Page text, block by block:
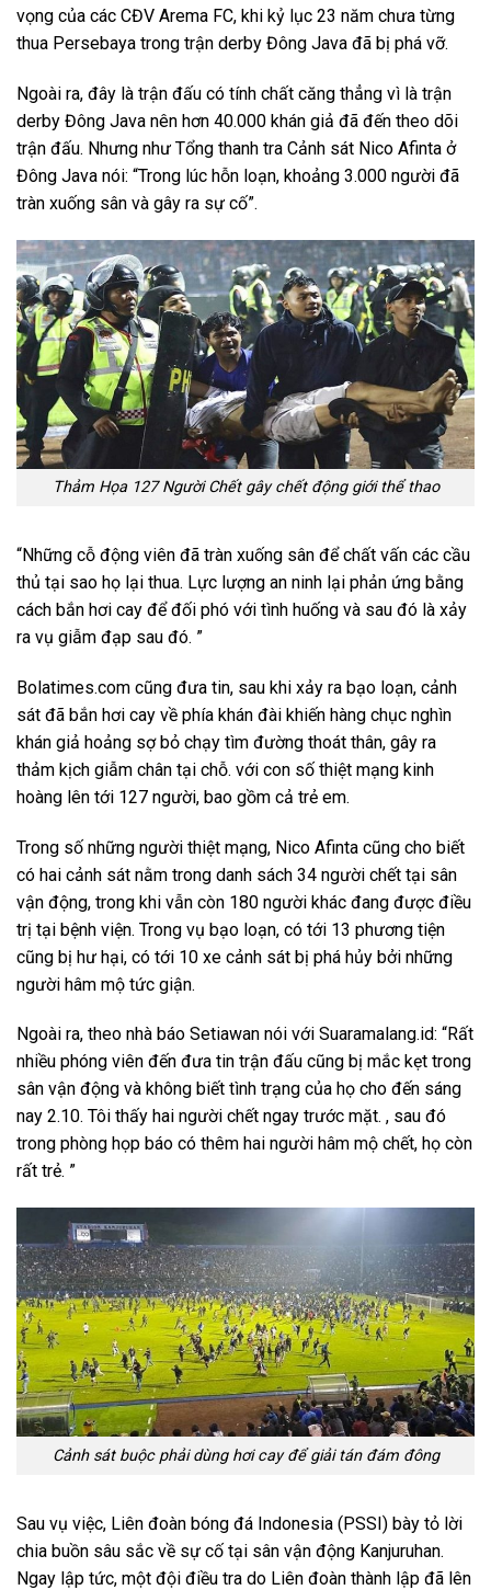
vọng của các CĐV Arema FC, khi kỷ lục 23 năm chưa từng
thua Persebaya trong trận derby Đông Java đã bị phá vỡ.
Ngoài ra, đây là trận đấu có tính chất căng thẳng vì là trận
derby Đông Java nên hơn 40.000 khán giả đã đến theo dõi
trận đấu. Nhưng như Tổng thanh tra Cảnh sát Nico Afinta ở
Đông Java nói: “Trong lúc hỗn loạn, khoảng 3.000 người đã
tràn xuống sân và gây ra sự cố”.
Thảm Họa 127 Người Chết gây chết động giới thể thao
“Những cỗ động viên đã tràn xuống sân để chất vấn các cầu
thủ tại sao họ lại thua. Lực lượng an ninh lại phản ứng bằng
cách bắn hơi cay để đối phó với tình huống và sau đó là xảy
ra vụ giẫm đạp sau đó. ”
Bolatimes.com cũng đưa tin, sau khi xảy ra bạo loạn, cảnh
sát đã bắn hơi cay về phía khán đài khiến hàng chục nghìn
khán giả hoảng sợ bỏ chạy tìm đường thoát thân, gây ra
thảm kịch giẫm chân tại chỗ. với con số thiệt mạng kinh
hoàng lên tới 127 người, bao gồm cả trẻ em.
Trong số những người thiệt mạng, Nico Afinta cũng cho biết
có hai cảnh sát nằm trong danh sách 34 người chết tại sân
vận động, trong khi vẫn còn 180 người khác đang được điều
trị tại bệnh viện. Trong vụ bạo loạn, có tới 13 phương tiện
cũng bị hư hại, có tới 10 xe cảnh sát bị phá hủy bởi những
người hâm mộ tức giận.
Ngoài ra, theo nhà báo Setiawan nói với Suaramalang.id: “Rất
nhiều phóng viên đến đưa tin trận đấu cũng bị mắc kẹt trong
sân vận động và không biết tình trạng của họ cho đến sáng
nay 2.10. Tôi thấy hai người chết ngay trước mặt. , sau đó
trong phòng họp báo có thêm hai người hâm mộ chết, họ còn
rất trẻ. ”
Cảnh sát buộc phải dùng hơi cay để giải tán đám đông
Sau vụ việc, Liên đoàn bóng đá Indonesia (PSSI) bày tỏ lời
chia buồn sâu sắc về sự cố tại sân vận động Kanjuruhan.
Ngay lập tức, một đội điều tra do Liên đoàn thành lập đã lên